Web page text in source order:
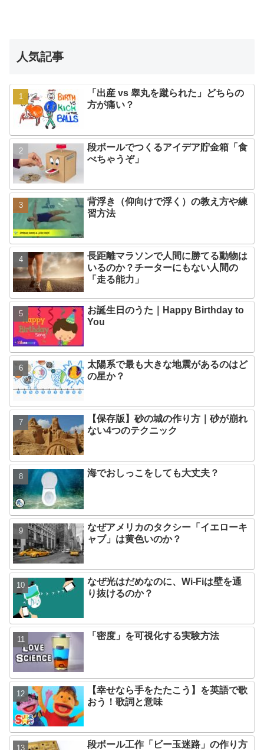
人気記事
「出産 vs 睾丸を蹴られた」どちらの
方が痛い？
段ボールでつくるアイデア貯金箱「食
べちゃうぞ」
背浮き（仰向けで浮く）の教え方や練
習方法
長距離マラソンで人間に勝てる動物は
いるのか？チーターにもない人間の
「走る能力」
お誕生日のうた｜Happy Birthday to
You
太陽系で最も大きな地震があるのはど
の星か？
【保存版】砂の城の作り方｜砂が崩れ
ない4つのテクニック
海でおしっこをしても大丈夫？
なぜアメリカのタクシー「イエローキ
ャブ」は黄色いのか？
なぜ光はだめなのに、Wi-Fiは壁を通
り抜けるのか？
「密度」を可視化する実験方法
【幸せなら手をたたこう】を英語で歌
おう！歌詞と意味
段ボール工作「ビー玉迷路」の作り方